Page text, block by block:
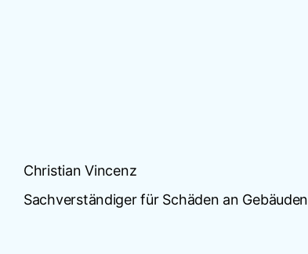
Christian Vincenz
Sachverständiger für Schäden an Gebäuden